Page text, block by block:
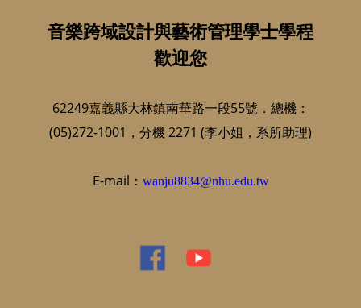
音樂跨域設計與藝術管理學士學程
歡迎您
62249嘉義縣大林鎮南華路一段55號．總機：
(05)272-1001，分機 2271 (李小姐，系所助理)
E-mail： wanju8834@nhu.edu.tw